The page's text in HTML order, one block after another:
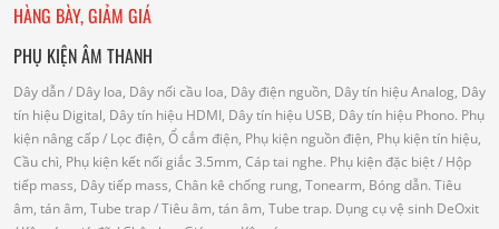
HÀNG BÀY, GIẢM GIÁ
PHỤ KIỆN ÂM THANH
Dây dẫn/ Dây loa, Dây nối cầu loa, Dây điện nguồn, Dây tín hiệu Analog, Dây
tín hiệu Digital, Dây tín hiệu HDMI, Dây tín hiệu USB, Dây tín hiệu Phono. Phụ
kiện nâng cấp/ Lọc điện, Ổ cắm điện, Phụ kiện nguồn điện, Phụ kiện tín hiệu,
Cầu chì, Phụ kiện kết nối giắc 3.5mm, Cáp tai nghe. Phụ kiện đặc biệt/ Hộp
tiếp mass, Dây tiếp mass, Chân kê chống rung, Tonearm, Bóng dẫn. Tiêu
âm, tán âm, Tube trap/ Tiêu âm, tán âm, Tube trap. Dụng cụ vệ sinh DeOxit